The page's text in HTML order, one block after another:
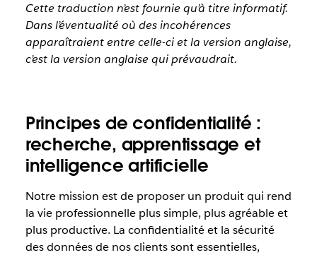
Cette traduction n’est fournie qu’à titre informatif.
Dans l’éventualité où des incohérences
apparaîtraient entre celle-ci et la version anglaise,
c’est la version anglaise qui prévaudrait.
Principes de confidentialité :
recherche, apprentissage et
intelligence artificielle
Notre mission est de proposer un produit qui rend
la vie professionnelle plus simple, plus agréable et
plus productive. La confidentialité et la sécurité
des données de nos clients sont essentielles,